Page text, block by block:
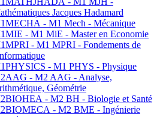
Jacques Hadamard
- M1 Mech - Mécanique
- M1 MiE - Master en Economie
- M1 MPRI - Fondements de
- M1 PHYS - Physique
- M2 AAG - Analyse,
Géométrie
- M2 BH - Biologie et Santé
- M2 BME - Ingénierie